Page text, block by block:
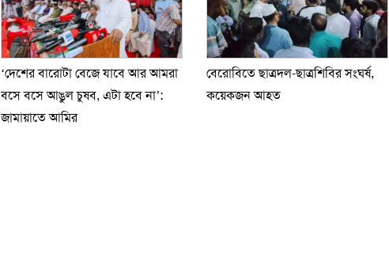
‘দেশের বারোটা বেজে যাবে আর আমরা
বসে বসে আঙুল চুষব, এটা হবে না’:
জামায়াতে আমির
বেরোবিতে ছাত্রদল-ছাত্রশিবির সংঘর্ষ,
কয়েকজন আহত